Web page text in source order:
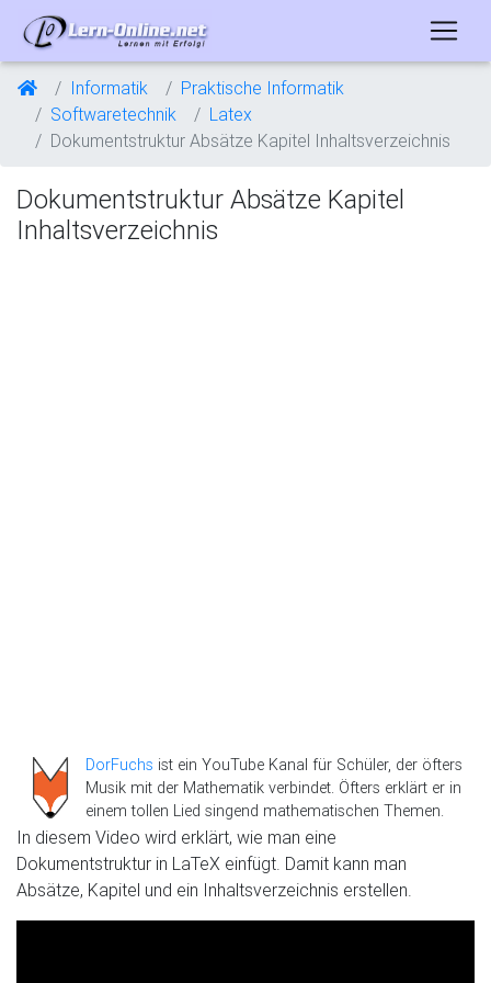
Informatik
Praktische Informatik
Softwaretechnik
Latex
Dokumentstruktur Absätze Kapitel Inhaltsverzeichnis
Dokumentstruktur Absätze Kapitel
Inhaltsverzeichnis
DorFuchs ist ein YouTube Kanal für Schüler, der öfters
Musik mit der Mathematik verbindet. Öfters erklärt er in
einem tollen Lied singend mathematischen Themen.
In diesem Video wird erklärt, wie man eine
Dokumentstruktur in LaTeX einfügt. Damit kann man
Absätze, Kapitel und ein Inhaltsverzeichnis erstellen.